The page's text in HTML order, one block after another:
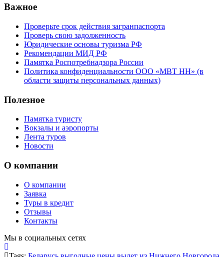
Важное
Проверьте срок действия загранпаспорта
Проверь свою задолженность
Юридические основы туризма РФ
Рекомендации МИД РФ
Памятка Роспотребнадзора России
Политика конфиденциальности ООО «МВТ НН» (в
области защиты персональных данных)
Полезное
Памятка туристу
Вокзалы и аэропорты
Лента туров
Новости
О компании
О компании
Заявка
Туры в кредит
Отзывы
Контакты
Мы в социальных сетях